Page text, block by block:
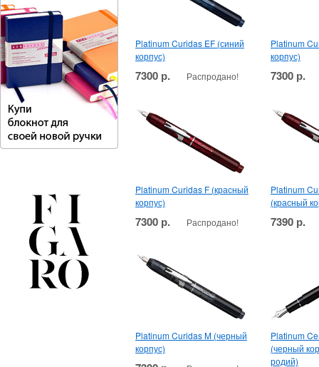
Platinum Curidas EF (синий
корпус)
7300 р. Распродано!
Platinum
корпус)
7300 р.
Platinum Curidas F (красный
корпус)
7300 р. Распродано!
Platinum
(красный
7390 р.
Platinum Curidas M (черный
корпус)
Platinum
(черный
родий)